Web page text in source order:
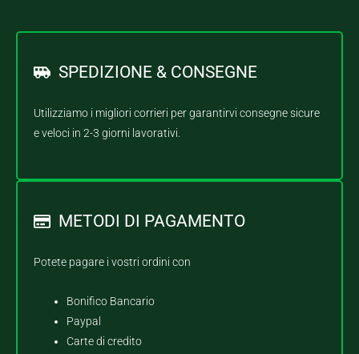
SPEDIZIONE & CONSEGNE
Utilizziamo i migliori corrieri per garantirvi consegne sicure
e veloci in 2-3 giorni lavorativi.
METODI DI PAGAMENTO
Potete pagare i vostri ordini con
Bonifico Bancario
Paypal
Carte di credito